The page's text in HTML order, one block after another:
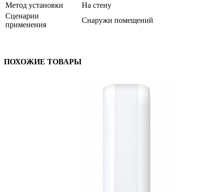
Метод установки
На стену
Сценарии
применения
Снаружи помещений
ПОХОЖИЕ ТОВАРЫ